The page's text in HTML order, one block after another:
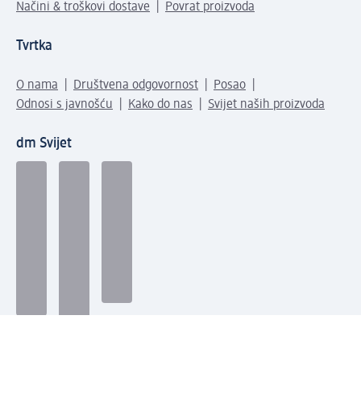
Načini & troškovi dostave
Povrat proizvoda
Tvrtka
O nama Društvena odgovornost
Posao
Odnosi s javnošću
Kako do nas Svijet naših proizvoda
dm Svijet